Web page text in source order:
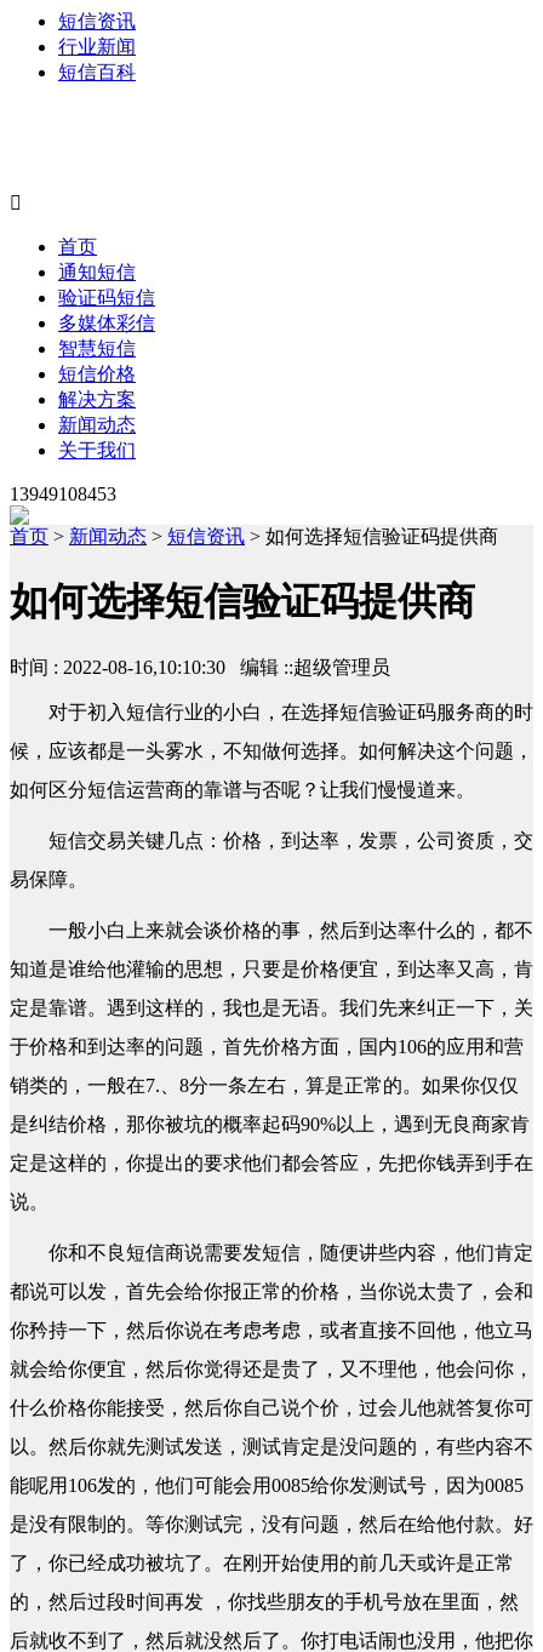
短信资讯
行业新闻
短信百科

首页
通知短信
验证码短信
多媒体彩信
智慧短信
短信价格
解决方案
新闻动态
关于我们
13949108453
首页 > 新闻动态 > 短信资讯 > 如何选择短信验证码提供商
如何选择短信验证码提供商
时间 : 2022-08-16,10:10:30 编辑 ::超级管理员
对于初入短信行业的小白，在选择短信验证码服务商的时
候，应该都是一头雾水，不知做何选择。如何解决这个问题，
如何区分短信运营商的靠谱与否呢？让我们慢慢道来。
短信交易关键几点：价格，到达率，发票，公司资质，交
易保障。
一般小白上来就会谈价格的事，然后到达率什么的，都不
知道是谁给他灌输的思想，只要是价格便宜，到达率又高，肯
定是靠谱。遇到这样的，我也是无语。我们先来纠正一下，关
于价格和到达率的问题，首先价格方面，国内106的应用和营
销类的，一般在7.、8分一条左右，算是正常的。如果你仅仅
是纠结价格，那你被坑的概率起码90%以上，遇到无良商家肯
定是这样的，你提出的要求他们都会答应，先把你钱弄到手在
说。
你和不良短信商说需要发短信，随便讲些内容，他们肯定
都说可以发，首先会给你报正常的价格，当你说太贵了，会和
你矜持一下，然后你说在考虑考虑，或者直接不回他，他立马
就会给你便宜，然后你觉得还是贵了，又不理他，他会问你，
什么价格你能接受，然后你自己说个价，过会儿他就答复你可
以。然后你就先测试发送，测试肯定是没问题的，有些内容不
能呢用106发的，他们可能会用0085给你发测试号，因为0085
是没有限制的。等你测试完，没有问题，然后在给他付款。好
了，你已经成功被坑了。在刚开始使用的前几天或许是正常
的，然后过段时间再发 ，你找些朋友的手机号放在里面，然
后就收不到了，然后就没然后了。你打电话闹也没用，他把你